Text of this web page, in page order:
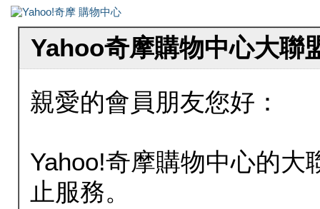
Yahoo奇摩購物中心大聯
親愛的會員朋友您好：
Yahoo!奇摩購物中心的大
止服務。